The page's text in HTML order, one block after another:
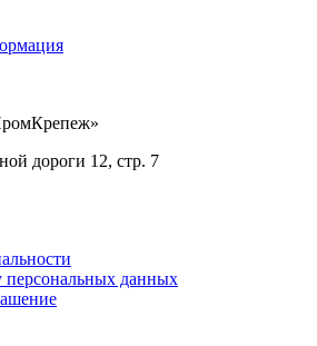
дороги 12, стр. 7
персональных данных